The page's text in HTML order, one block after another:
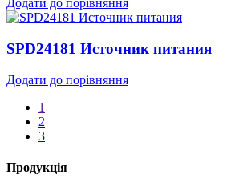
Додати до порівняння
SPD24181 Источник питания
Додати до порівняння
1
2
3
Продукція